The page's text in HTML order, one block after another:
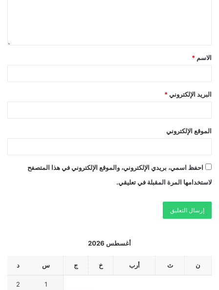
الاسم *
البريد الإلكتروني *
الموقع الإلكتروني
احفظ اسمي، بريدي الإلكتروني، والموقع الإلكتروني في هذا المتصفح
لاستخدامها المرة المقبلة في تعليقي.
أغسطس 2026
ن ث أرب خ ج س د
1
2